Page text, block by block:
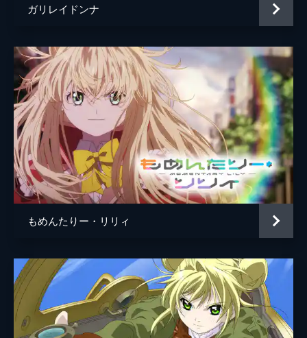
24分
私はアイドル！
初出動での敗退に加え、ファンも離れてしま
った夕紀はアイドルを卒業すると言い出し、
アラハバキを去ってしまう。マネージャーと
して連れ戻しに向かう細道だったが、気持ち
は変わらないと突っぱねられてしまい...。
24分
#06 今明かそう（聞いてないけど）アキバ
黙示録！
束の間の平和が訪れ、思い思いに過ごす電池
少女たち。そこへ極秘に入手が成功した真国
のプロパガンダ映像が届く。幻国の人々を一
24分
#07 （出てこい！）箱入り生活のススメ！
行方不明だった第三の電池少女にして、天才
ハッカー「ワードニャ」の異名を持つ黒木ミ
サが戻ってきた。だが、帰還早々、充電部屋
監督 安藤正臣
キャラクターデザイン 黒澤桂子
原作 伽藍堂
キャラクター原案 渡辺明夫
音楽 白戸佑輔
総作画監督 黒澤桂子
アニメーション制作 Lerche
ガリレイドンナ
もめんたりー・リリィ